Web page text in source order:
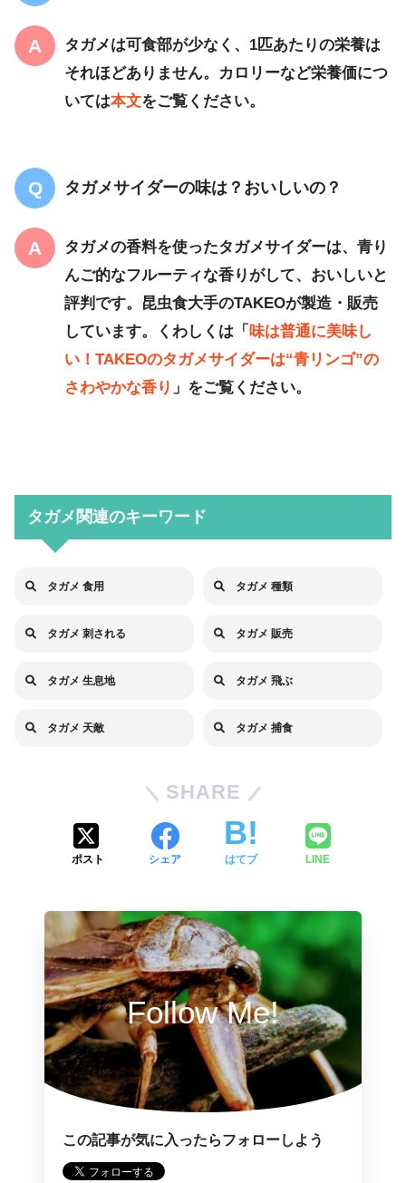
タガメは可食部が少なく、1匹あたりの栄養は
それほどありません。カロリーなど栄養価につ
いては本文をご覧ください。
タガメサイダーの味は？おいしいの？
タガメの香料を使ったタガメサイダーは、青り
んご的なフルーティな香りがして、おいしいと
評判です。昆虫食大手のTAKEOが製造・販売
しています。くわしくは「 味は普通に美味し
い！TAKEOのタガメサイダーは“青リンゴ”の
さわやかな香り 」をご覧ください。
タガメ関連のキーワード
タガメ 食用 タガメ 種類
タガメ 刺される タガメ 販売
タガメ 生息地 タガメ 飛ぶ
タガメ 天敵 タガメ 捕食
SHARE
ポスト シェア はてブ LINE
Follow Me!
この記事が気に入ったらフォローしよう